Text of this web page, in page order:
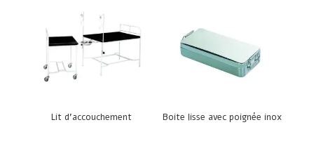
Lit d’accouchement Boite lisse avec poignée inox